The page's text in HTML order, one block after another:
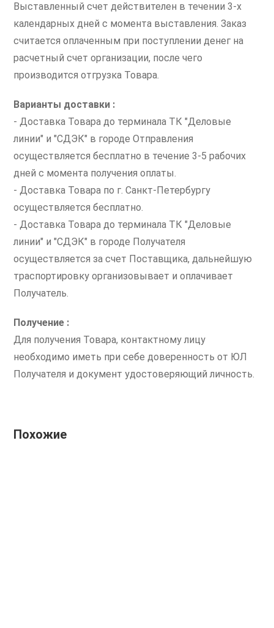
Выставленный счет действителен в течении 3-х
календарных дней с момента выставления. Заказ
считается оплаченным при поступлении денег на
расчетный счет организации, после чего
производится отгрузка Товара.
Варианты доставки :
- Доставка Товара до терминала ТК "Деловые
линии" и "СДЭК" в городе Отправления
осуществляется бесплатно в течение 3-5 рабочих
дней с момента получения оплаты.
- Доставка Товара по г. Санкт-Петербургу
осуществляется бесплатно.
- Доставка Товара до терминала ТК "Деловые
линии" и "СДЭК" в городе Получателя
осуществляется за счет Поставщика, дальнейшую
траспортировку организовывает и оплачивает
Получатель.
Получение :
Для получения Товара, контактному лицу
необходимо иметь при себе доверенность от ЮЛ
Получателя и документ удостоверяющий личность.
Похожие